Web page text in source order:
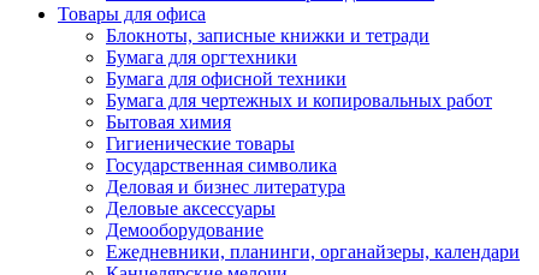
Товары для офиса
Блокноты, записные книжки и тетради
Бумага для оргтехники
Бумага для офисной техники
Бумага для чертежных и копировальных работ
Бытовая химия
Гигиенические товары
Государственная символика
Деловая и бизнес литература
Деловые аксессуары
Демооборудование
Ежедневники, планинги, органайзеры, календари